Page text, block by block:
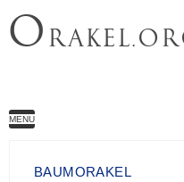
O
MENU
BAUMORAKEL